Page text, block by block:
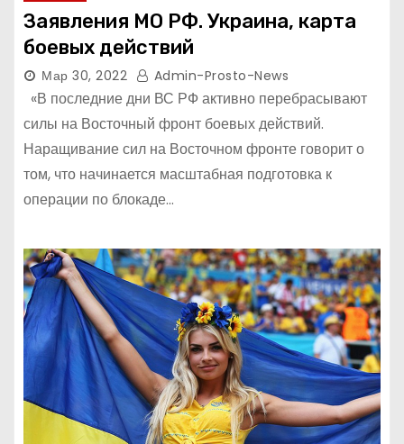
Заявления МО РФ. Украина, карта
боевых действий
Мар 30, 2022 Admin-Prosto-News
«В последние дни ВС РФ активно перебрасывают
силы на Восточный фронт боевых действий.
Наращивание сил на Восточном фронте говорит о
том, что начинается масштабная подготовка к
операции по блокаде…